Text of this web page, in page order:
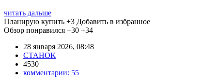
читать дальше
Планирую купить +3 Добавить в избранное
Обзор понравился +30 +34
28 января 2026, 08:48
CTAHOK
4530
комментарии: 55